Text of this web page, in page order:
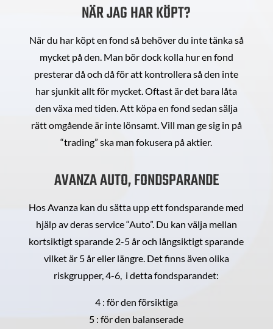
NÄR JAG HAR KÖPT?
När du har köpt en fond så behöver du inte tänka så
mycket på den. Man bör dock kolla hur en fond
presterar då och då för att kontrollera så den inte
har sjunkit allt för mycket. Oftast är det bara låta
den växa med tiden. Att köpa en fond sedan sälja
rätt omgående är inte lönsamt. Vill man ge sig in på
“trading” ska man fokusera på aktier.
AVANZA AUTO, FONDSPARANDE
Hos Avanza kan du sätta upp ett fondsparande med
hjälp av deras service “Auto”. Du kan välja mellan
kortsiktigt sparande 2-5 år och långsiktigt sparande
vilket är 5 år eller längre. Det finns även olika
riskgrupper, 4-6, i detta fondsparandet:
4 : för den försiktiga
5 : för den balanserade